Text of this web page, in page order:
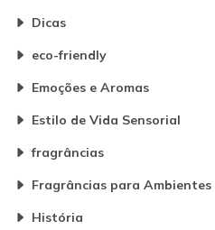
Dicas
eco-friendly
Emoções e Aromas
Estilo de Vida Sensorial
fragrâncias
Fragrâncias para Ambientes
História